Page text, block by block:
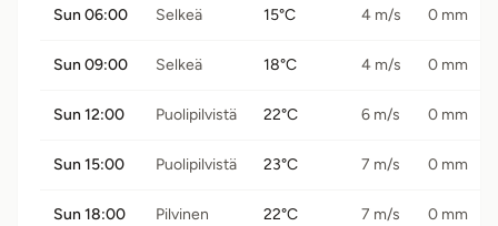
Sun 06:00 Selkeä 15°C 4 m/s 0 mm
Sun 09:00 Selkeä 18°C 4 m/s 0 mm
Sun 12:00 Puolipilvistä 22°C 6 m/s 0 mm
Sun 15:00 Puolipilvistä 23°C 7 m/s 0 mm
Sun 18:00 Pilvinen 22°C 7 m/s 0 mm